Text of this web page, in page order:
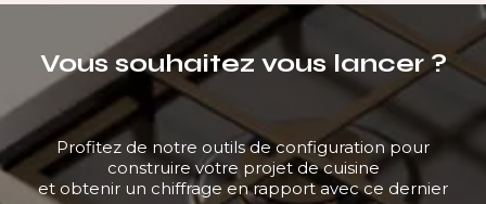
Vous souhaitez vous lancer ?
Profitez de notre outils de configuration pour
construire votre projet de cuisine
et obtenir un chiffrage en rapport avec ce dernier